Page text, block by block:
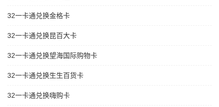
32一卡通兑换金格卡
32一卡通兑换昆百大卡
32一卡通兑换望海国际购物卡
32一卡通兑换生生百货卡
32一卡通兑换嗨购卡